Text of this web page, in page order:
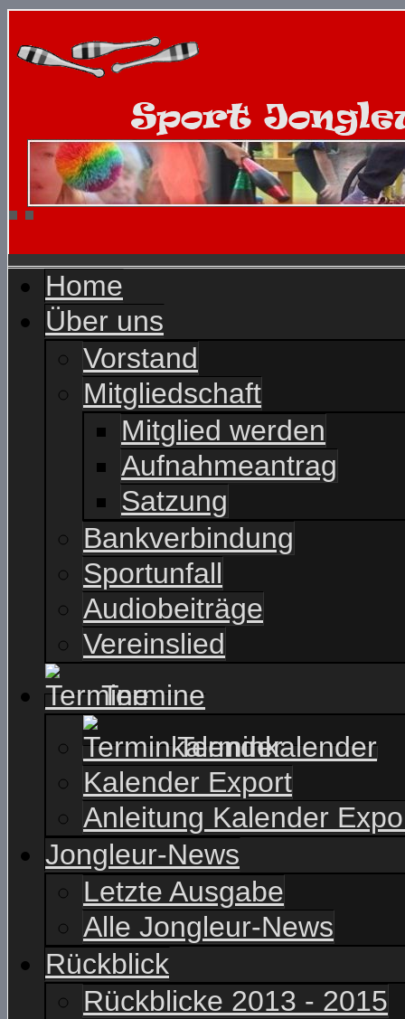
Home
Über uns
Vorstand
Mitgliedschaft
Mitglied werden
Aufnahmeantrag
Satzung
Bankverbindung
Sportunfall
Audiobeiträge
Vereinslied
Termine
Terminkalender
Kalender Export
Anleitung Kalender
Jongleur-News
Letzte Ausgabe
Alle Jongleur-News
Rückblick
Rückblicke 2013 - 2015